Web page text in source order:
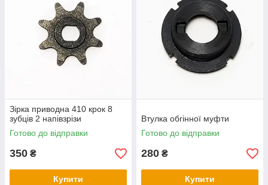
Зірка приводна 410 крок 8
зубців 2 напівзрізи
Готово до відправки
350 ₴
Купити
Втулка обгінної муфти
Готово до відправки
280 ₴
Купити